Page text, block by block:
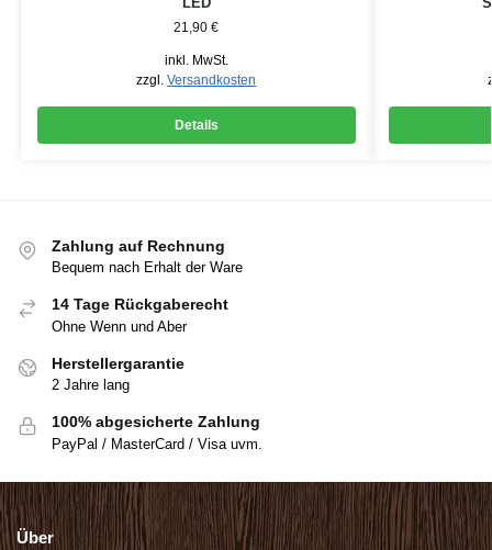
21,90€
inkl. MwSt.
zzgl.Versandkosten
Details
Zahlung auf Rechnung
Bequem nach Erhalt der Ware
14 Tage Rückgaberecht
Ohne Wenn und Aber
Herstellergarantie
2 Jahre lang
100% abgesicherte Zahlung
PayPal / MasterCard / Visa uvm.
Über